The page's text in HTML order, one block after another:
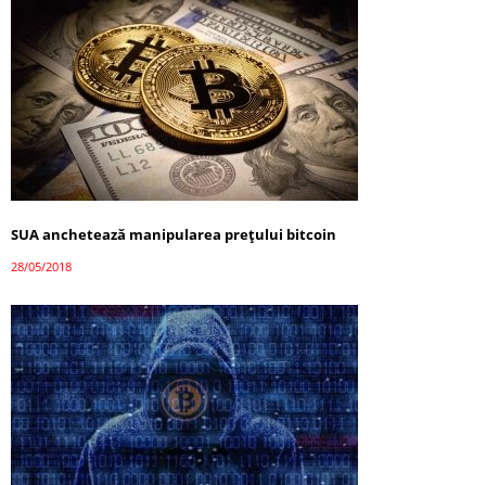
SUA anchetează manipularea prețului bitcoin
28/05/2018